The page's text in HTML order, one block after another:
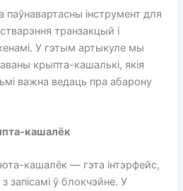
інструмент для
транзакцый і
У гэтым артыкуле мы
крыпта-кашалькі, якія
важна ведаць пра абарону
кашалёк
кашалёк — гэта інтэрфейс,
запісамі ў блокчэйне. У